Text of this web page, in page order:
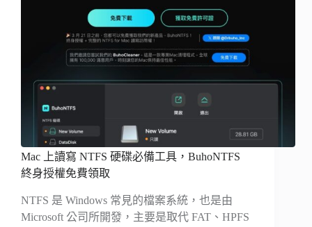
Mac 上讀寫 NTFS 硬碟必備工具，BuhoNTFS
終身授權免費領取
NTFS 是 Windows 常見的檔案系統，也是由
Microsoft 公司所開發，主要是取代 FAT、HPFS